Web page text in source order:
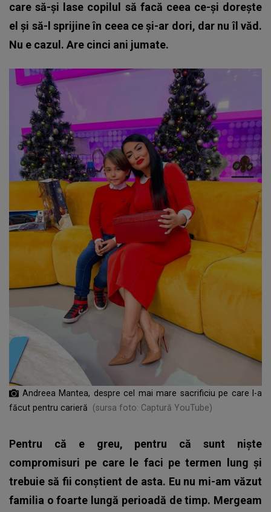
care să-și lase copilul să facă ceea ce-și dorește
el și să-l sprijine în ceea ce și-ar dori, dar nu îl văd.
Nu e cazul. Are cinci ani jumate.
Andreea Mantea, despre cel mai mare sacrificiu pe care l-a
făcut pentru carieră
(sursa foto: Captură YouTube)
Pentru că e greu, pentru că sunt niște
compromisuri pe care le faci pe termen lung și
trebuie să fii conștient de asta. Eu nu mi-am văzut
familia o foarte lungă perioadă de timp. Mergeam